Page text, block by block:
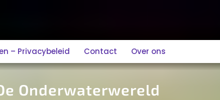
– Privacybeleid Contact Over ons
Onderwaterwereld